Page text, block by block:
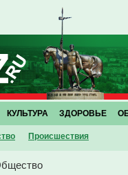
Проиcшествия
КУЛЬТУРА ЗДОРОВЬЕ